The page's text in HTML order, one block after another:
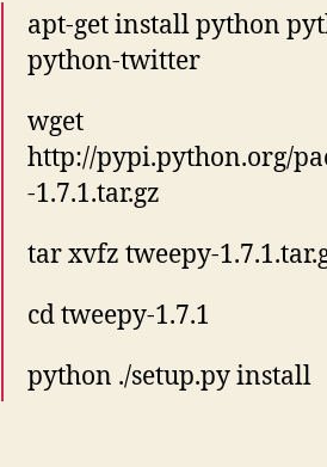
apt-get install python
python-twitter
wget
http://pypi.python.org/
-1.7.1.tar.gz
tar xvfz tweepy-
cd tweepy-1.7.1
python ./setup.py install